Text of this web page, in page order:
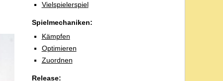
Vielspielerspiel
Spielmechaniken:
Kämpfen
Optimieren
Zuordnen
Release: